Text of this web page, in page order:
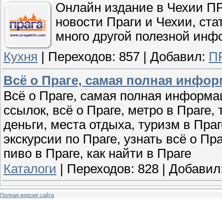
Онлайн издание в Чехии
новости Праги и Чехии,
много другой полезной
Кухня
Переходов: 857 Добавил:
Всё о Праге, самая полная
Всё о Праге, самая полная
ссылок, всё о Праге, метро в
деньги, места отдыха, туризм в
экскурсии по Праге, узнать всё о
пиво в Праге, как найти в Праге
Каталоги
Переходов: 828
Полная версия сайта